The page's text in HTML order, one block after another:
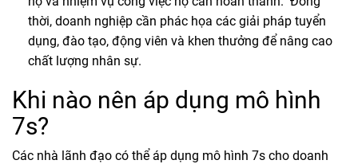
thời, doanh nghiệp cần phác họa các giải pháp tuyển
dụng, đào tạo, động viên và khen thưởng để nâng cao
chất lượng nhân sự.
Khi nào nên áp dụng mô hình
7s?
Các nhà lãnh đạo có thể áp dụng mô hình 7s cho doanh